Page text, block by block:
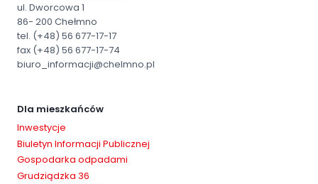
ul. Dworcowa 1
86- 200 Chełmno
tel. (+48) 56 677-17-17
fax (+48) 56 677-17-74
biuro_informacji@chelmno.pl
Dla mieszkańców
Inwestycje
Biuletyn Informacji Publicznej
Gospodarka odpadami
Grudziądzka 36